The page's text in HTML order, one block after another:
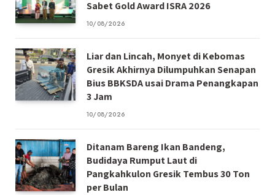
Sabet Gold Award ISRA 2026
10/08/2026
Liar dan Lincah, Monyet di Kebomas
Gresik Akhirnya Dilumpuhkan Senapan
Bius BBKSDA usai Drama Penangkapan
3 Jam
10/08/2026
Ditanam Bareng Ikan Bandeng,
Budidaya Rumput Laut di
Pangkahkulon Gresik Tembus 30 Ton
per Bulan